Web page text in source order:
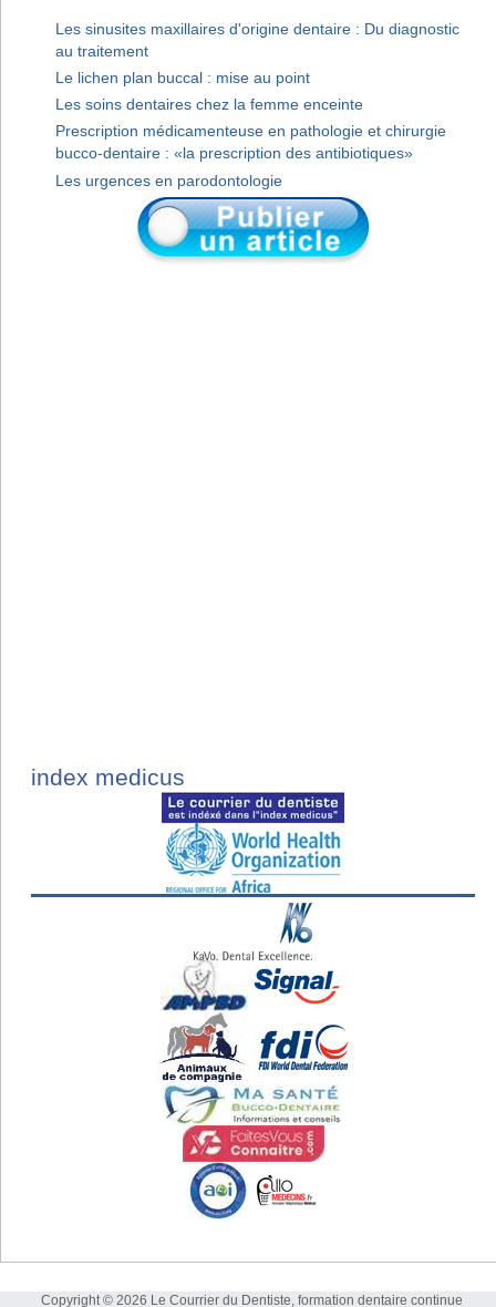
Les sinusites maxillaires d'origine dentaire : Du diagnostic
au traitement
Le lichen plan buccal : mise au point
Les soins dentaires chez la femme enceinte
Prescription médicamenteuse en pathologie et chirurgie
bucco-dentaire : «la prescription des antibiotiques»
Les urgences en parodontologie
index medicus
Copyright © 2026 Le Courrier du Dentiste, formation dentaire continue